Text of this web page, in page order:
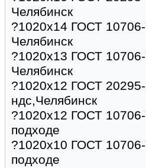
Челябинск
?1020х14 ГОСТ
Челябинск
?1020х13 ГОСТ
Челябинск
?1020х12 ГОСТ
ндс,Челябинск
?1020х12 ГОСТ
подходе
?1020х10 ГОСТ
подходе